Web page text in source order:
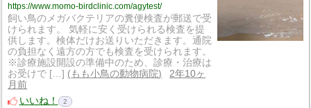
https://www.momo-birdclinic.com/agytest/
飼い鳥のメガバクテリアの糞便検査が郵送で受
けられます。 気軽に安く受けられる検査を提
供します。検体だけお送りいただきます。通院
の負担なく遠方の方でも検査を受けられます。
※診療施設開設の準備中のため、診療・治療は
お受けで […]
もも小鳥の動物病院
2年10ヶ
月前
いいね！
2